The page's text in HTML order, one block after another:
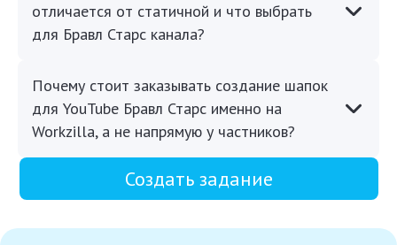
отличается от статичной и что выбрать
для Бравл Старс канала?
Почему стоит заказывать создание шапок
для YouTube Бравл Старс именно на
Workzilla, а не напрямую у частников?
Создать задание